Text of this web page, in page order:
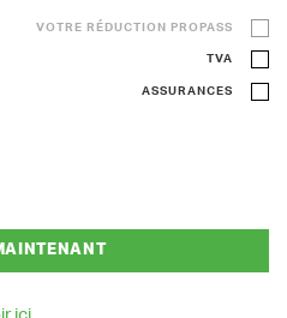
VOTRE RÉDUCTION PROPASS
TVA
ASSURANCES